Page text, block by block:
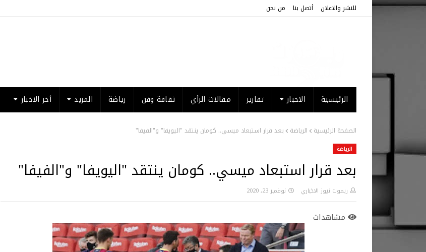
للنشر والاعلان أتصل بنا من نحن
الرئيسية الاخبار تقارير مقالات الرأي ثقافة وفن رياضة المزيد أخر الاخبار
الصفحة الرئيسية الرياضة بعد قرار استبعاد ميسي.. كومان ينتقد "اليويفا" و"الفيفا"
الرياضة
بعد قرار استبعاد ميسي.. كومان ينتقد "اليويفا" و"الفيفا"
ريموت نيوز الاخباري نوفمبر 23, 2020
مشاهدات